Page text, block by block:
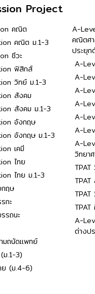
Project
คณิต
คณิต ม.1-3
ชีวะ
ฟิสิกส์
วิทย์ ม.1-3
สังคม
สังคม ม.1-3
อังกฤษ
อังกฤษ ม.1-3
เคมี
ไทย
ไทย ม.1-3
กฤษ
กะ
รถนะ
มถนัดแพทย์
ม.1-3)
ย (ม.4-6)
A-
คณิตศ
ประยุก
A-
A-
A-
A-
A-
A-
A-
วิทยา
TPAT
TPAT
A-
ต่างป